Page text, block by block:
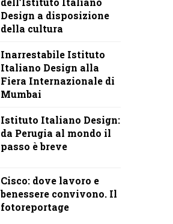
Design a disposizione
della cultura
Inarrestabile Istituto
Italiano Design alla
Fiera Internazionale di
Mumbai
Istituto Italiano Design:
da Perugia al mondo il
passo è breve
Cisco: dove lavoro e
benessere convivono. Il
fotoreportage